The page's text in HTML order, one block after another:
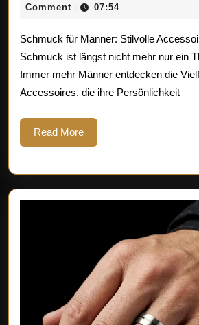
mit
Juli
Comment | 07:54
Schmuck für Männer: Stilvolle
Schmuck ist längst nicht mehr nur ein
Immer mehr Männer entdecken die
Accessoires, die ihre Persönlichkeit
Read MoreRead
More